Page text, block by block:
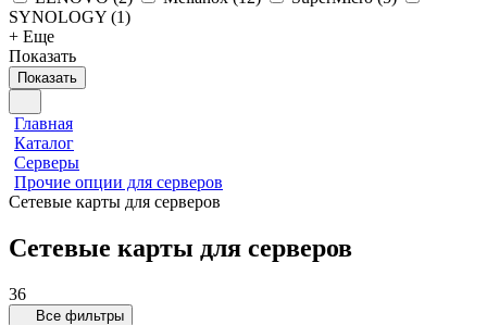
SYNOLOGY (1)
+ Еще
Показать
Показать
Главная
Каталог
Серверы
Прочие опции для серверов
Сетевые карты для серверов
Сетевые карты для серверов
36
Все фильтры